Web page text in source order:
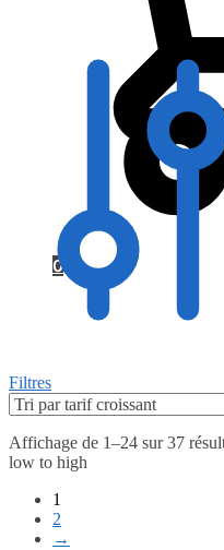
0
Filtres
Affichage de 1–24 sur 37
low to high
1
2
→